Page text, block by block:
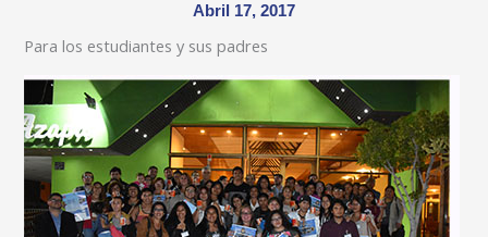
Abril 17, 2017
Para los estudiantes y sus padres